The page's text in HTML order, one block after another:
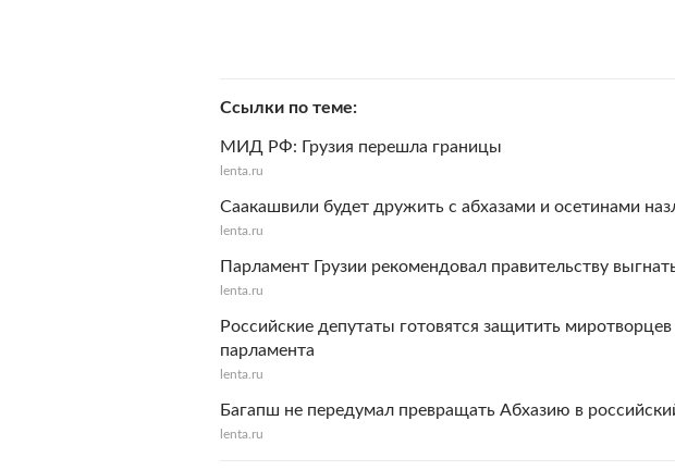
Ссылки по теме
МИД РФ: Грузия перешла границы
lenta.ru
Саакашвили будет дружить с абхазами и осетинами
lenta.ru
Парламент Грузии рекомендовал правительству
lenta.ru
Российские депутаты готовятся защитить миротворцев
парламента
lenta.ru
Багапш не передумал превращать Абхазию в
lenta.ru